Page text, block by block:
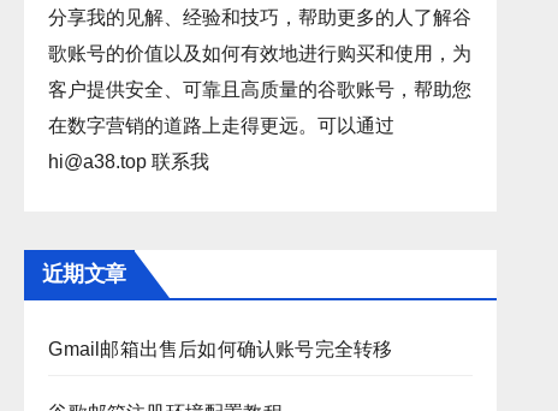
分享我的见解、经验和技巧，帮助更多的人了解谷
歌账号的价值以及如何有效地进行购买和使用，为
客户提供安全、可靠且高质量的谷歌账号，帮助您
在数字营销的道路上走得更远。可以通过
hi@a38.top 联系我
近期文章
Gmail邮箱出售后如何确认账号完全转移